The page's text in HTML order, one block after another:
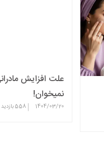
علت افزایش
نمیخوان!
1404/03/20
|
558بازدید